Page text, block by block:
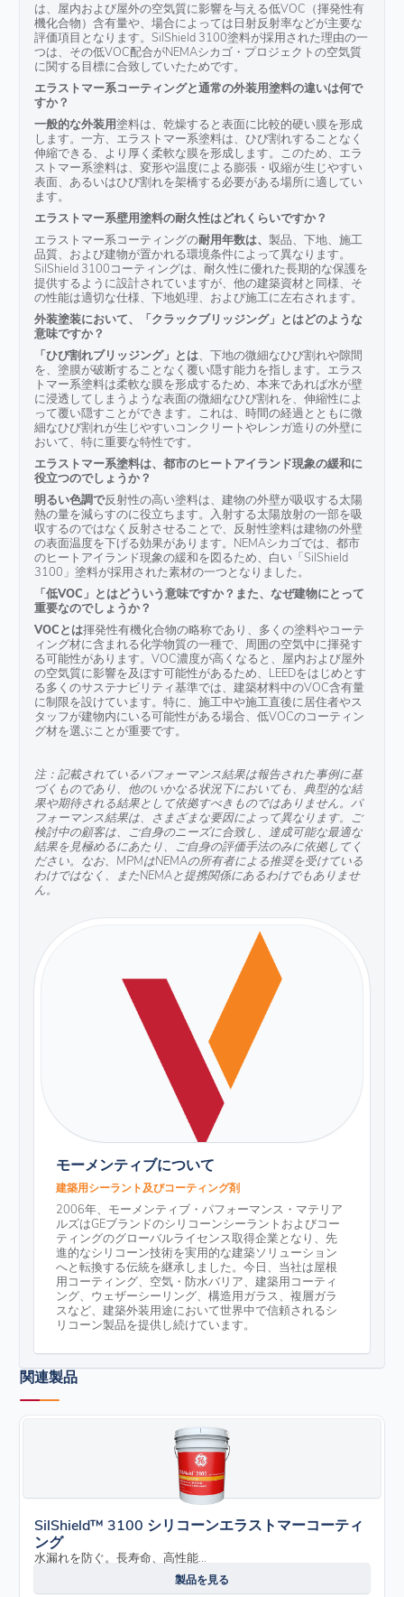
は、屋内および屋外の空気質に影響を与える低VOC（揮発性有
機化合物）含有量や、場合によっては日射反射率などが主要な
評価項目となります。SilShield 3100塗料が採用された理由の一
つは、その低VOC配合がNEMAシカゴ・プロジェクトの空気質
に関する目標に合致していたためです。
エラストマー系コーティングと通常の外装用塗料の違いは何で
すか？
一般的な外装用塗料は、乾燥すると表面に比較的硬い膜を形成
します。一方、エラストマー系塗料は、ひび割れすることなく
伸縮できる、より厚く柔軟な膜を形成します。このため、エラ
ストマー系塗料は、変形や温度による膨張・収縮が生じやすい
表面、あるいはひび割れを架橋する必要がある場所に適してい
ます。
エラストマー系壁用塗料の耐久性はどれくらいですか？
エラストマー系コーティングの耐用年数は、製品、下地、施工
品質、および建物が置かれる環境条件によって異なります。
SilShield 3100コーティングは、耐久性に優れた長期的な保護を
提供するように設計されていますが、他の建築資材と同様、そ
の性能は適切な仕様、下地処理、および施工に左右されます。
外装塗装において、「クラックブリッジング」とはどのような
意味ですか？
「ひび割れブリッジング」とは 、下地の微細なひび割れや隙間
を、塗膜が破断することなく覆い隠す能力を指します。エラス
トマー系塗料は柔軟な膜を形成するため、本来であれば水が壁
に浸透してしまうような表面の微細なひび割れを、伸縮性によ
って覆い隠すことができます。これは、時間の経過とともに微
細なひび割れが生じやすいコンクリートやレンガ造りの外壁に
おいて、特に重要な特性です。
エラストマー系塗料は、都市のヒートアイランド現象の緩和に
役立つのでしょうか？
‍明るい色調で反射性の高い塗料は、建物の外壁が吸収する太陽
熱の量を減らすのに役立ちます。入射する太陽放射の一部を吸
収するのではなく反射させることで、反射性塗料は建物の外壁
の表面温度を下げる効果があります。NEMAシカゴでは、都市
のヒートアイランド現象の緩和を図るため、白い「SilShield
3100」塗料が採用された素材の一つとなりました。
「低VOC」とはどういう意味ですか？また、なぜ建物にとって
重要なのでしょうか？
VOCとは揮発性有機化合物の略称であり、多くの塗料やコーテ
ィング材に含まれる化学物質の一種で、周囲の空気中に揮発す
る可能性があります。VOC濃度が高くなると、屋内および屋外
の空気質に影響を及ぼす可能性があるため、LEEDをはじめとす
る多くのサステナビリティ基準では、建築材料中のVOC含有量
に制限を設けています。特に、施工中や施工直後に居住者やス
タッフが建物内にいる可能性がある場合、低VOCのコーティン
グ材を選ぶことが重要です。
注：記載されているパフォーマンス結果は報告された事例に基
づくものであり、他のいかなる状況下においても、典型的な結
果や期待される結果として依拠すべきものではありません。パ
フォーマンス結果は、さまざまな要因によって異なります。ご
検討中の顧客は、ご自身のニーズに合致し、達成可能な最適な
結果を見極めるにあたり、ご自身の評価手法のみに依拠してく
ださい。なお、MPMはNEMAの所有者による推奨を受けている
わけではなく、またNEMAと提携関係にあるわけでもありませ
ん。
モーメンティブについて
建築用シーラント及びコーティング剤
2006年、モーメンティブ・パフォーマンス・マテリア
ルズはGEブランドのシリコーンシーラントおよびコー
ティングのグローバルライセンス取得企業となり、先
進的なシリコーン技術を実用的な建築ソリューション
へと転換する伝統を継承しました。今日、当社は屋根
用コーティング、空気・防水バリア、建築用コーティ
ング、ウェザーシーリング、構造用ガラス、複層ガラ
スなど、建築外装用途において世界中で信頼されるシ
リコーン製品を提供し続けています。
関連製品
SilShield™ 3100 シリコーンエラストマーコーティ
ング
水漏れを防ぐ。長寿命、高性能...
製品を見る